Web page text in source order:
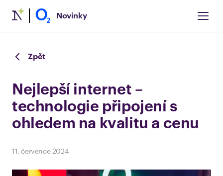
Novinky
Zpět
11. července 2024
Nejlepší internet –
technologie připojení s
ohledem na kvalitu a cenu